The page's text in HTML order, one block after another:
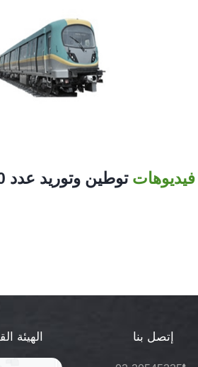
فيديوهات توطين وتوريد عدد 320 عربة للخطين الثاني و الثالث
إتصل بنا الهيئة